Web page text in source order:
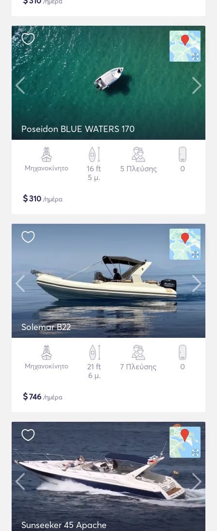
Poseidon BLUE WATERS 170
Μηχανοκίνητο
16 ft
5 μ.
5 Πλεύσης 0
$310 /ημέρα
Solemar B22
Μηχανοκίνητο
21 ft
6 μ.
7 Πλεύσης 0
$746 /ημέρα
Sunseeker 45 Apache